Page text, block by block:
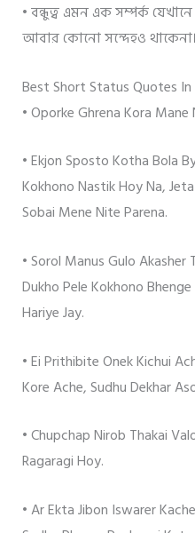
• বন্ধুত্ব এমন এক সম্পর্ক
আবার কোনো সন্দেহও থাকেনা।
Best Short Status Quotes In
• Oporke Ghrena Kora Mane
• Ekjon Sposto Kotha Bola
Kokhono Nastik Hoy Na,
Sobai Mene Nite Parena.
• Sorol Manus Gulo
Dukho Pele Kokhono
Hariye Jay.
• Ei Prithibite Onek Kichui
Kore Ache, Sudhu Dekhar
• Chupchap Nirob Thakai
Ragaragi Hoy.
• Ar Ekta Jibon Iswarer